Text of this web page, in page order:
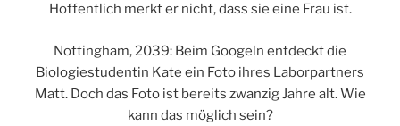
Hoffentlich merkt er nicht, dass sie eine Frau ist.
Nottingham, 2039: Beim Googeln entdeckt die
Biologiestudentin Kate ein Foto ihres Laborpartners
Matt. Doch das Foto ist bereits zwanzig Jahre alt. Wie
kann das möglich sein?